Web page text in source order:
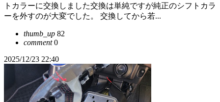
トカラーに交換しました交換は単純ですが純正のシフトカラ
ーを外すのが大変でした。 交換してから若...
thumb_up 82
comment0
2025/12/23 22:40